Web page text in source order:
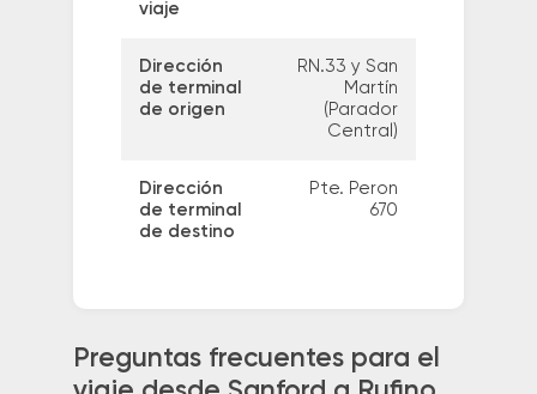
viaje
Dirección
de terminal
de origen
RN.33 y San
Martín
(Parador
Central)
Dirección
de terminal
de destino
Pte. Peron
670
Preguntas frecuentes para el